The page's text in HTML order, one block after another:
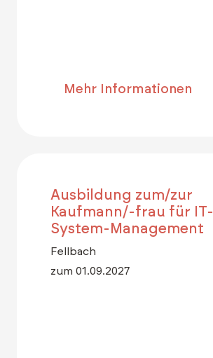
Mehr Informationen
Ausbildung zum/zur
Kaufmann/-frau für IT-
System-Management
Fellbach
zum 01.09.2027